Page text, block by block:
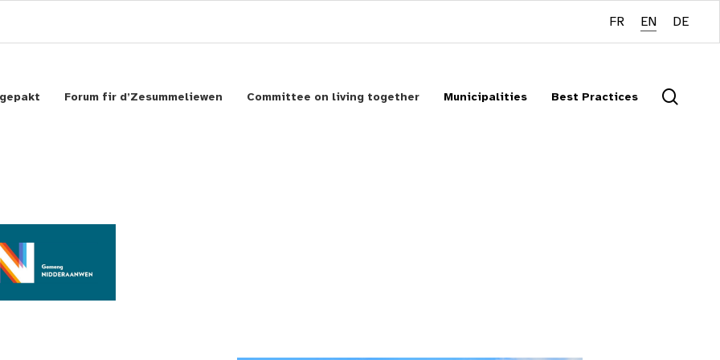
FR EN DE
Forum fir d’Zesummeliewen Committee on living together Municipalities Best Practices